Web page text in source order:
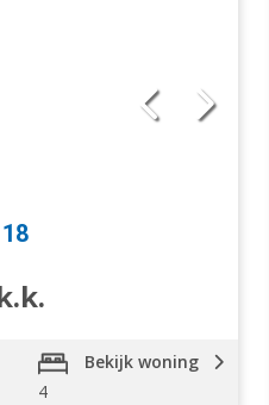
4
Bekijk woning